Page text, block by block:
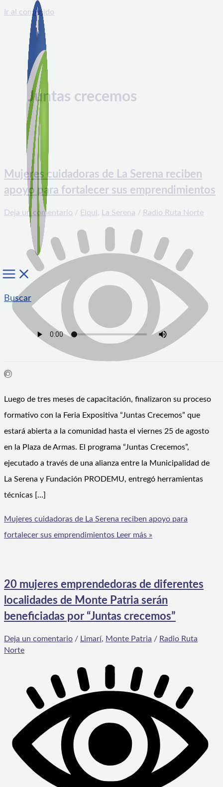
Ir al contenido
Buscar
Juntas crecemos
Mujeres cuidadoras de La Serena reciben
apoyo para fortalecer sus emprendimientos
Deja un comentario / Elqui, La Serena / Radio Ruta Norte
Luego de tres meses de capacitación, finalizaron su proceso
formativo con la Feria Expositiva “Juntas Crecemos” que
estará abierta a la comunidad hasta el viernes 25 de agosto
en la Plaza de Armas. El programa “Juntas Crecemos”,
ejecutado a través de una alianza entre la Municipalidad de
La Serena y Fundación PRODEMU, entregó herramientas
técnicas […]
Mujeres cuidadoras de La Serena reciben apoyo para
fortalecer sus emprendimientos Leer más »
20 mujeres emprendedoras de diferentes
localidades de Monte Patria serán
beneficiadas por “Juntas crecemos”
Deja un comentario / Limarí, Monte Patria / Radio Ruta
Norte